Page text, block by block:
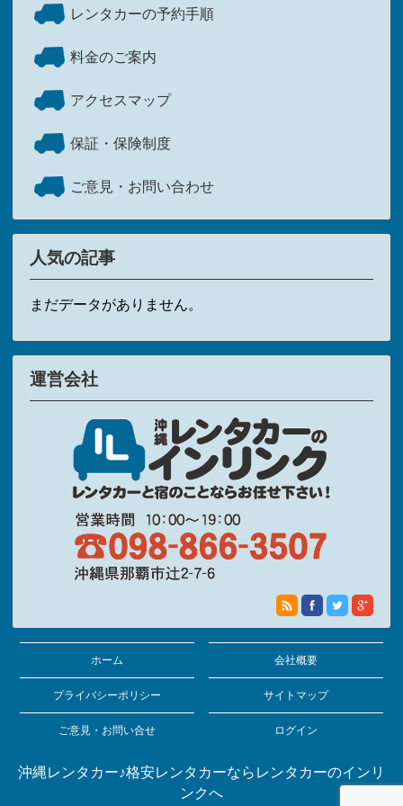
レンタカーの予約手順
料金のご案内
アクセスマップ
保証・保険制度
ご意見・お問い合わせ
人気の記事
まだデータがありません。
運営会社
ホーム 会社概要
プライバシーポリシー サイトマップ
ご意見・お問い合せ ログイン
沖縄レンタカー♪格安レンタカーならレンタカーのインリ
ンクへ